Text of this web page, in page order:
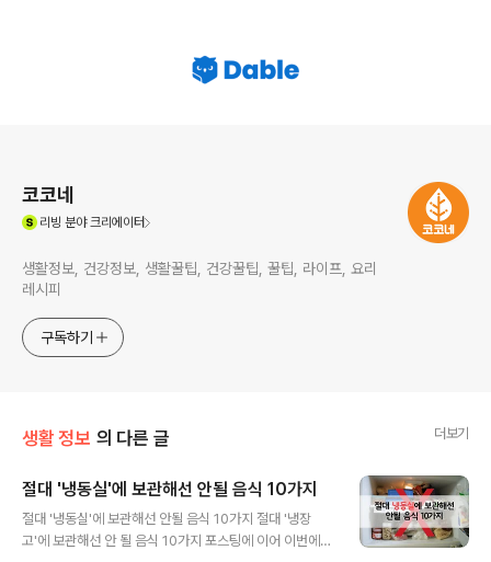
코코네
리빙 분야 크리에이터
생활정보, 건강정보, 생활꿀팁, 건강꿀팁, 꿀팁, 라이프, 요리
레시피
구독하기
생활 정보 의 다른 글 더보기
절대 '냉동실'에 보관해선 안될 음식 10가지
절대 '냉동실'에 보관해선 안될 음식 10가지 절대 '냉장
고'에 보관해선 안 될 음식 10가지 포스팅에 이어 이번에는